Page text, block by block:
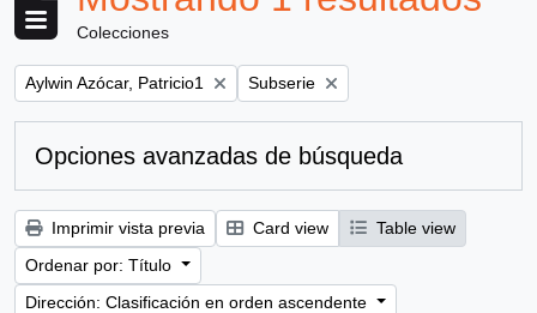
Colecciones
Remove filter:
Aylwin Azócar, Patricio1 Remove filter:
Subserie
Opciones avanzadas de búsqueda
Imprimir vista previa Card view
Table view
Ordenar por: Título
Dirección: Clasificación en orden ascendente